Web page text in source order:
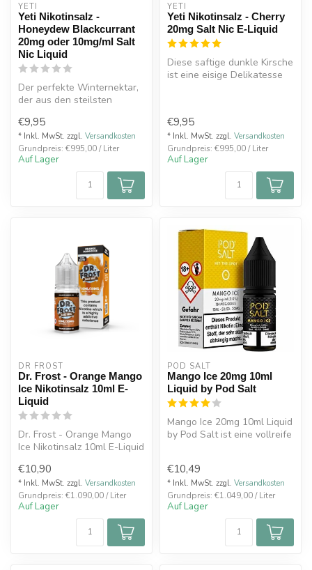
YETI
Yeti Nikotinsalz -
Honeydew Blackcurrant
20mg oder 10mg/ml Salt
Nic Liquid
Der perfekte Winternektar,
der aus den steilsten
dann mi...
€9,95
* Inkl. MwSt. zzgl. Versandkosten
Grundpreis: €995,00 / Liter
Auf Lager
YETI
Yeti Nikotinsalz - Cherry
20mg Salt Nic E-Liquid
Diese saftige dunkle Kirsche
ist eine eisige Delikatesse
€9,95
* Inkl. MwSt. zzgl. Versandkosten
Grundpreis: €995,00 / Liter
Auf Lager
DR FROST
Dr. Frost - Orange Mango
Ice Nikotinsalz 10ml E-
Liquid
Dr. Frost - Orange Mango
Ice Nikotinsalz 10ml E-Liquid
gleichnamig...
€10,90
* Inkl. MwSt. zzgl. Versandkosten
Grundpreis: €1.090,00 / Liter
Auf Lager
POD SALT
Mango Ice 20mg 10ml
Liquid by Pod Salt
Mango Ice 20mg 10ml Liquid
by Pod Salt ist eine vollreife
€10,49
* Inkl. MwSt. zzgl. Versandkosten
Grundpreis: €1.049,00 / Liter
Auf Lager